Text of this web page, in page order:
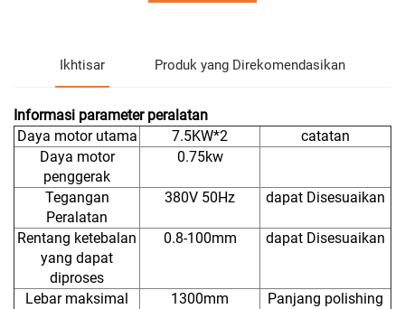
Ikhtisar Produk yang Direkomendasikan
Informasi parameter peralatan
Daya motor utama
7.5KW*2
catatan
Daya motor
penggerak
0.75kw
Tegangan
Peralatan
380V 50Hz dapat Disesuaikan
Rentang ketebalan
yang dapat
diproses
0.8-100mm dapat Disesuaikan
Lebar maksimal
1300mm
Panjang polishing